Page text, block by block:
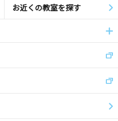
お近くの教室を探す